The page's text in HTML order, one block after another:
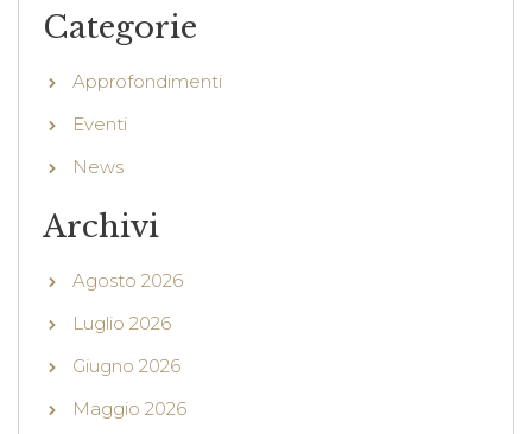
Categorie
Approfondimenti
Eventi
News
Archivi
Agosto 2026
Luglio 2026
Giugno 2026
Maggio 2026